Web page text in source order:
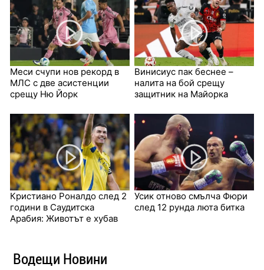
Меси счупи нов рекорд в
МЛС с две асистенции
срещу Ню Йорк
Винисиус пак беснее –
налита на бой срещу
защитник на Майорка
Кристиано Роналдо след 2
години в Саудитска
Арабия: Животът е хубав
Усик отново смълча Фюри
след 12 рунда люта битка
Водещи Новини